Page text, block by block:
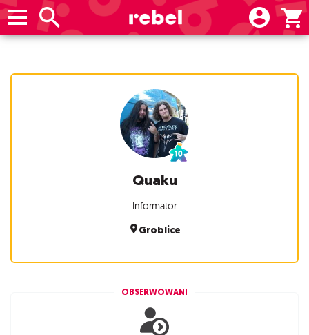
Quaku
Informator
Groblice
OBSERWOWANI